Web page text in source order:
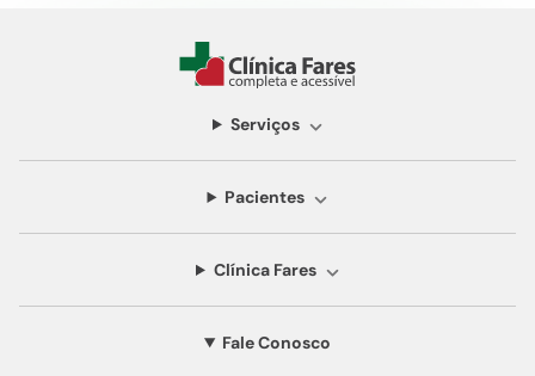
Serviços
Pacientes
Clínica Fares
Fale Conosco